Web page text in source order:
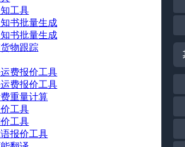
工具
书批量生成
书批量生成
物跟踪
费报价工具
费报价工具
重量计算
工具
工具
报价工具